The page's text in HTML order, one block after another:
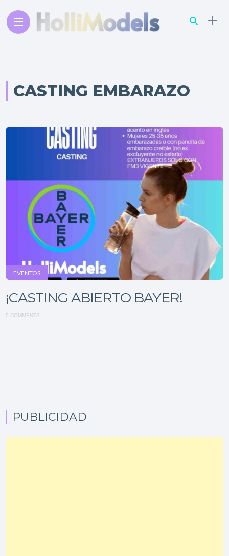
CASTING EMBARAZO
EVENTOS
¡CASTING ABIERTO BAYER!
0 COMMENTS
PUBLICIDAD